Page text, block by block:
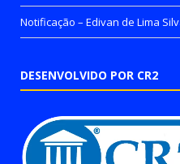
Notificação – Edivan de Lima
DESENVOLVIDO POR CR2